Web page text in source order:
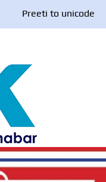
Preeti to unicode